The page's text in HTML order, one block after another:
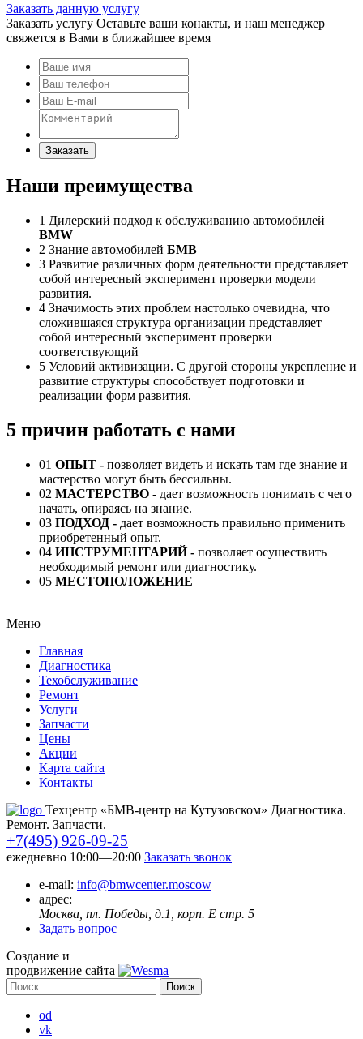
Заказать данную услугу
Заказать услугу Оставьте ваши конакты, и наш менеджер
свяжется в Вами в ближайшее время
Заказать
Наши преимущества
1 Дилерский подход к обслуживанию автомобилей
BMW
2 Знание автомобилей БМВ
3 Развитие различных форм деятельности представляет
собой интересный эксперимент проверки модели
развития.
4 Значимость этих проблем настолько очевидна, что
сложившаяся структура организации представляет
собой интересный эксперимент проверки
соответствующий
5 Условий активизации. С другой стороны укрепление и
развитие структуры способствует подготовки и
реализации форм развития.
5 причин работать с нами
01 ОПЫТ - позволяет видеть и искать там где знание и
мастерство могут быть бессильны.
02 МАСТЕРСТВО - дает возможность понимать с чего
начать, опираясь на знание.
03 ПОДХОД - дает возможность правильно применить
приобретенный опыт.
04 ИНСТРУМЕНТАРИЙ- позволяет осуществить
необходимый ремонт или диагностику.
05 МЕСТОПОЛОЖЕНИЕ
Меню —
Главная
Диагностика
Техобслуживание
Ремонт
Услуги
Запчасти
Цены
Акции
Карта сайта
Контакты
Техцентр «БМВ-центр на Кутузовском» Диагностика.
Ремонт. Запчасти.
+7(495) 926-09-25
ежедневно 10:00—20:00 Заказать звонок
e-mail: info@bmwcenter.moscow
адрес:
Москва, пл. Победы, д.1, корп. E стр. 5
Задать вопрос
Создание и
продвижение сайта
od
vk